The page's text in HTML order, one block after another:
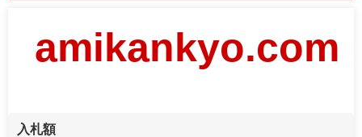
amikankyo.com
入札額